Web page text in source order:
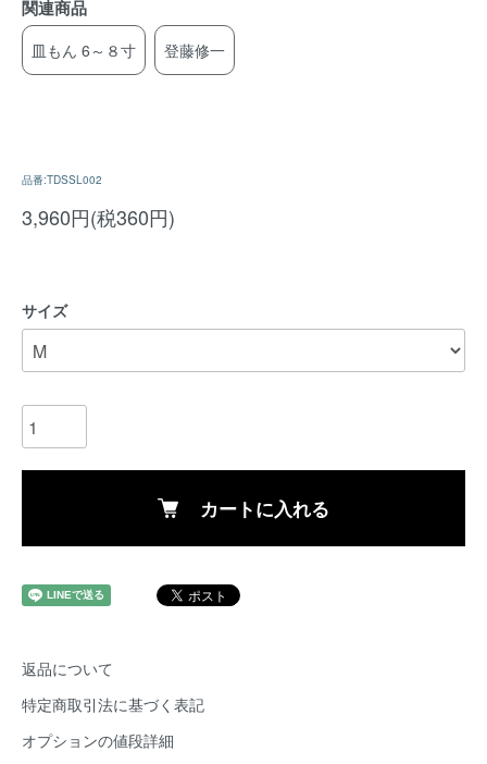
関連商品
皿もん 6～８寸 登藤修一
品番:TDSSL002
3,960円(税360円)
サイズ
カートに入れる
返品について
特定商取引法に基づく表記
オプションの値段詳細